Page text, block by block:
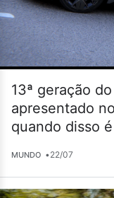
13ª geração
apresentado
quando disso
MUNDO •22/07